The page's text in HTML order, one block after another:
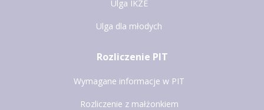
Ulga IKZE
Ulga dla młodych
Rozliczenie PIT
Wymagane informacje w PIT
Rozliczenie z małżonkiem